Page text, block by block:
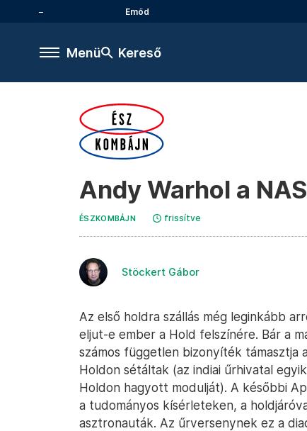
Emőd
Menü Kereső
Andy Warhol a
ÉSZKOMBÁJN frissítve
Stöckert Gábor
Az első holdra szállás még leginkább
eljut-e ember a Hold felszínére. Bár a
számos független bizonyíték támasztja
Holdon sétáltak (az indiai űrhivatal
Holdon hagyott modulját). A későbbi
a tudományos kísérleteken, a
asztronauták. Az űrversenynek ez a